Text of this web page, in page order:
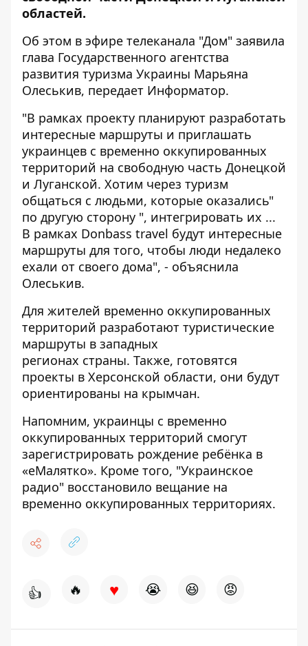
областей.
Об этом в эфире телеканала "Дом" заявила
глава Государственного агентства
развития туризма Украины Марьяна
Олеськив, передает Информатор.
"В рамках проекту планируют разработать
интересные маршруты и приглашать
украинцев с временно оккупированных
территорий на свободную часть Донецкой
и Луганской. Хотим через туризм
общаться с людьми, которые оказались"
по другую сторону ", интегрировать их ...
В рамках Donbass travel будут интересные
маршруты для того, чтобы люди недалеко
ехали от своего дома", - объяснила
Олеськив.
Для жителей временно оккупированных
территорий разработают туристические
маршруты в западных
регионах страны. Также, готовятся
проекты в Херсонской области, они будут
ориентированы на крымчан.
Напомним, украинцы с временно
оккупированных территорий смогут
зарегистрировать рождение ребёнка в
«eМалятко». Кроме того, "Украинское
радио" восстановило вещание на
временно оккупированных территориях.
👍 🔥 ♥ 😭 😆 😡